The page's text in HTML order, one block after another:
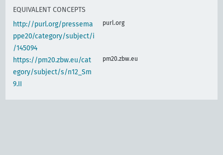
EQUIVALENT CONCEPTS
http://purl.org/pressema
ppe20/category/subject/i
/145094
purl.org
https://pm20.zbw.eu/cat
egory/subject/s/n12_Sm
9.II
pm20.zbw.eu